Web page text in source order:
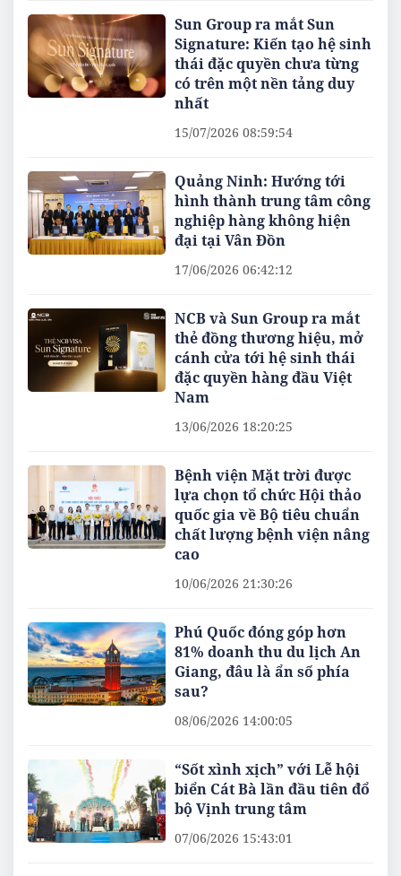
Sun Group ra mắt Sun
Signature: Kiến tạo hệ sinh
thái đặc quyền chưa từng
có trên một nền tảng duy
nhất
15/07/2026 08:59:54
Quảng Ninh: Hướng tới
hình thành trung tâm công
nghiệp hàng không hiện
đại tại Vân Đồn
17/06/2026 06:42:12
NCB và Sun Group ra mắt
thẻ đồng thương hiệu, mở
cánh cửa tới hệ sinh thái
đặc quyền hàng đầu Việt
Nam
13/06/2026 18:20:25
Bệnh viện Mặt trời được
lựa chọn tổ chức Hội thảo
quốc gia về Bộ tiêu chuẩn
chất lượng bệnh viện nâng
cao
10/06/2026 21:30:26
Phú Quốc đóng góp hơn
81% doanh thu du lịch An
Giang, đâu là ẩn số phía
sau?
08/06/2026 14:00:05
“Sốt xình xịch” với Lễ hội
biển Cát Bà lần đầu tiên đổ
bộ Vịnh trung tâm
07/06/2026 15:43:01